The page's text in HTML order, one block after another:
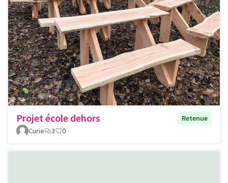
Projet école dehors
Retenue
Curie
3 0